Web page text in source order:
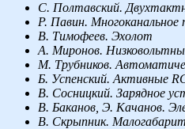
С. Полтавский.
Р. Павин. Многоканальное
В. Тимофеев. Эхолот
А. Миронов.
М. Трубников.
Б. Успенский. Активные
В. Сосницкий. Зарядное
В. Баканов, Э. Качанов.
В. Скрыпник.